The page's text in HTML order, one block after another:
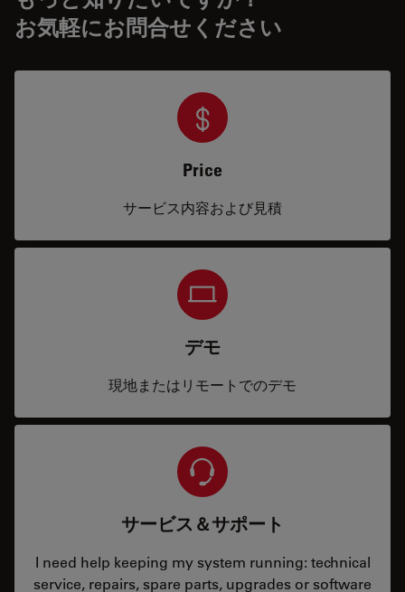
お気軽にお問合せください
Price
サービス内容および見積
デモ
現地またはリモートでのデモ
サービス＆サポート
I need help keeping my system running: technical
service, repairs, spare parts, upgrades or software